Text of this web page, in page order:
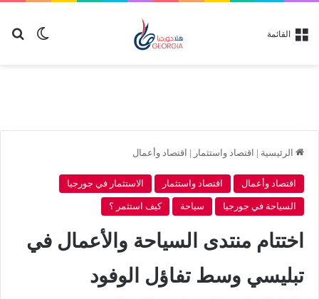
الوضع القائمة
الرئيسية | اقتصاد واستثمار | اقتصاد وأعمال
اقتصاد وأعمال اقتصاد واستثمار الاستثمار في جورجيا
السياحة في جورجيا سياحة كيف استثمر ؟
اختتام منتدى السياحة والأعمال في
تبليسي وسط تفاؤل الوفود